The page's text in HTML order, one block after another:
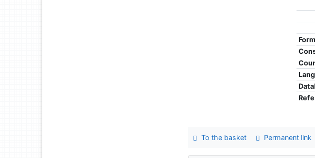
To the basket Permanent link